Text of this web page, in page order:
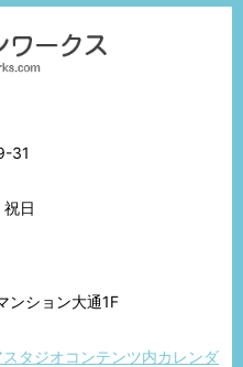
31
日
ンション大通1F
タジオコンテンツ内カレンダ